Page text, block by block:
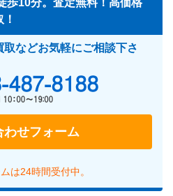
などお気軽にご相談下さ
わせフォーム
は24時間受付中。